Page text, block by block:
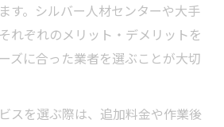
す。シルバー人材センターや大手
れぞれのメリット・デメリットを
ズに合った業者を選ぶことが大切
スを選ぶ際は、追加料金や作業後